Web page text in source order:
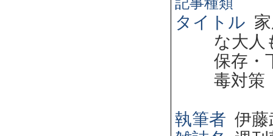
記事種類
タイトル
な大
保存・
毒対策
執筆者 伊藤